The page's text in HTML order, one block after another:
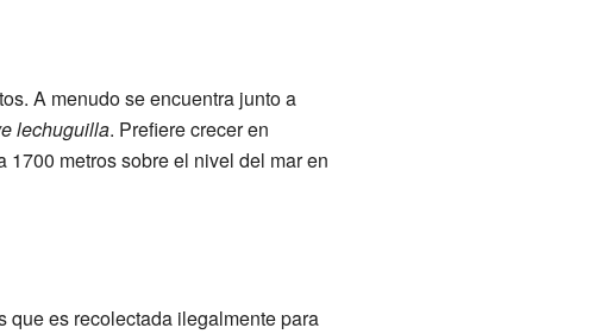
A menudo se encuentra junto a
lechuguilla. Prefiere crecer en
metros sobre el nivel del mar en
que es recolectada ilegalmente para